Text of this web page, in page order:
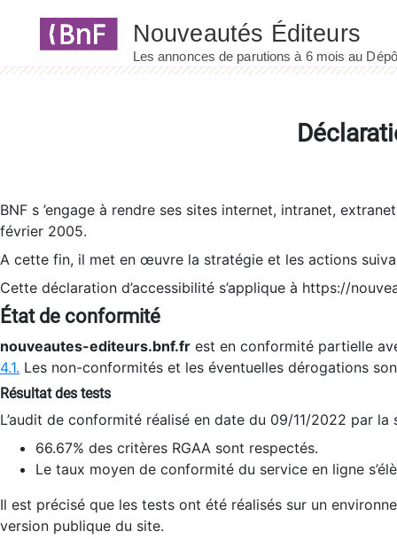
BNF s ’engage à rendre ses sites internet, intranet,
février 2005.
A cette fin, il met en œuvre la stratégie et les actions
Cette déclaration d’accessibilité s’applique à https://
État de conformité
nouveautes-editeurs.bnf.fr est en conformité partielle
4.1. Les non-conformités et les éventuelles dérogations
Résultat des tests
L’audit de conformité réalisé en date du 09/11/2022 par
66.67% des critères RGAA sont respectés.
Le taux moyen de conformité du service en ligne
Il est précisé que les tests ont été réalisés sur un
version publique du site.